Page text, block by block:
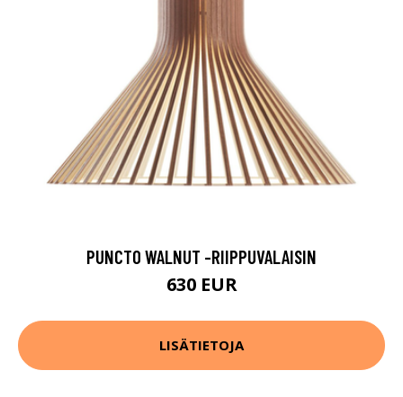
PUNCTO WALNUT -RIIPPUVALAISIN
630 EUR
LISÄTIETOJA